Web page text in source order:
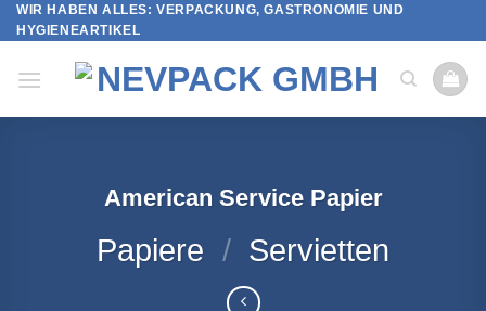
Skip
to
WIR HABEN ALLES: VERPACKUNG, GASTRONOMIE UND
HYGIENEARTIKEL
American Service Papier
Papiere / Servietten